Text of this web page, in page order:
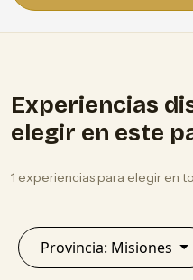
Experiencias
elegir en este
1 experiencias para elegir en
Provincia: Misiones